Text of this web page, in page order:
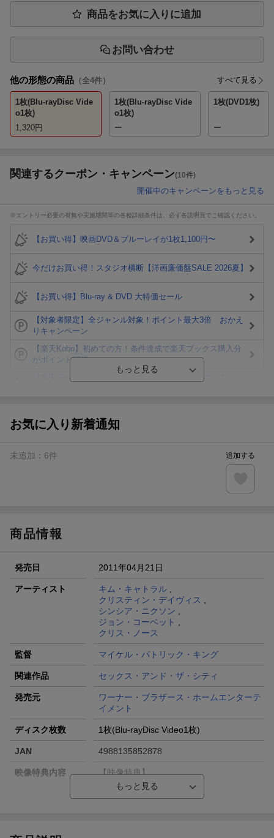
商品をお気に入りに追加
お問い合わせ
他の形態の商品 （全4件） すべて見る
1枚(Blu-rayDisc Vide
o1枚)
1,320円
1枚(Blu-rayDisc Vide
o1枚)
ー
1枚(DVD1枚)
ー
関連するクーポン・キャンペーン(10件)
開催中のキャンペーンをもっと見る
※エントリー必要の有無や実施期間等の各種詳細条件は、必ず各説明頁でご確認ください。
【お買い得】映画DVD＆ブルーレイが1枚1,100円〜
今だけお買い得！スタジオ横断【洋画廉価盤SALE 2026夏】
【お買い得】Blu-ray & DVD 大特価セール
【対象者限定】全ジャンル対象！ポイント最大3倍 おかえ
りキャンペーン
【楽天Kobo】初めての方！条件達成で楽天ブックス購入分
がポイント20倍
ト山分け
エントリー＆3,000円以上購入で無料データSIM（3GB/月プ
お気に入り新着通知
未追加： 6件 追加する
商品情報
発売日 2011年04月21日
アーティスト キム・キャトラル,
クリスティン・デイヴィス ,
シンシア・ニクソン ,
ジョン・コーベット ,
クリス・ノース
監督 マイケル・パトリック・キング
関連作品 セックス・アンド・ザ・シティ
発売元
ワーナー・ブラザース・ホームエンターテ
イメント
ディスク枚数 1枚(Blu-rayDisc Video1枚)
JAN 4988135852878
映像特典内容
【映像特典】
偉大なる80年代(4分)